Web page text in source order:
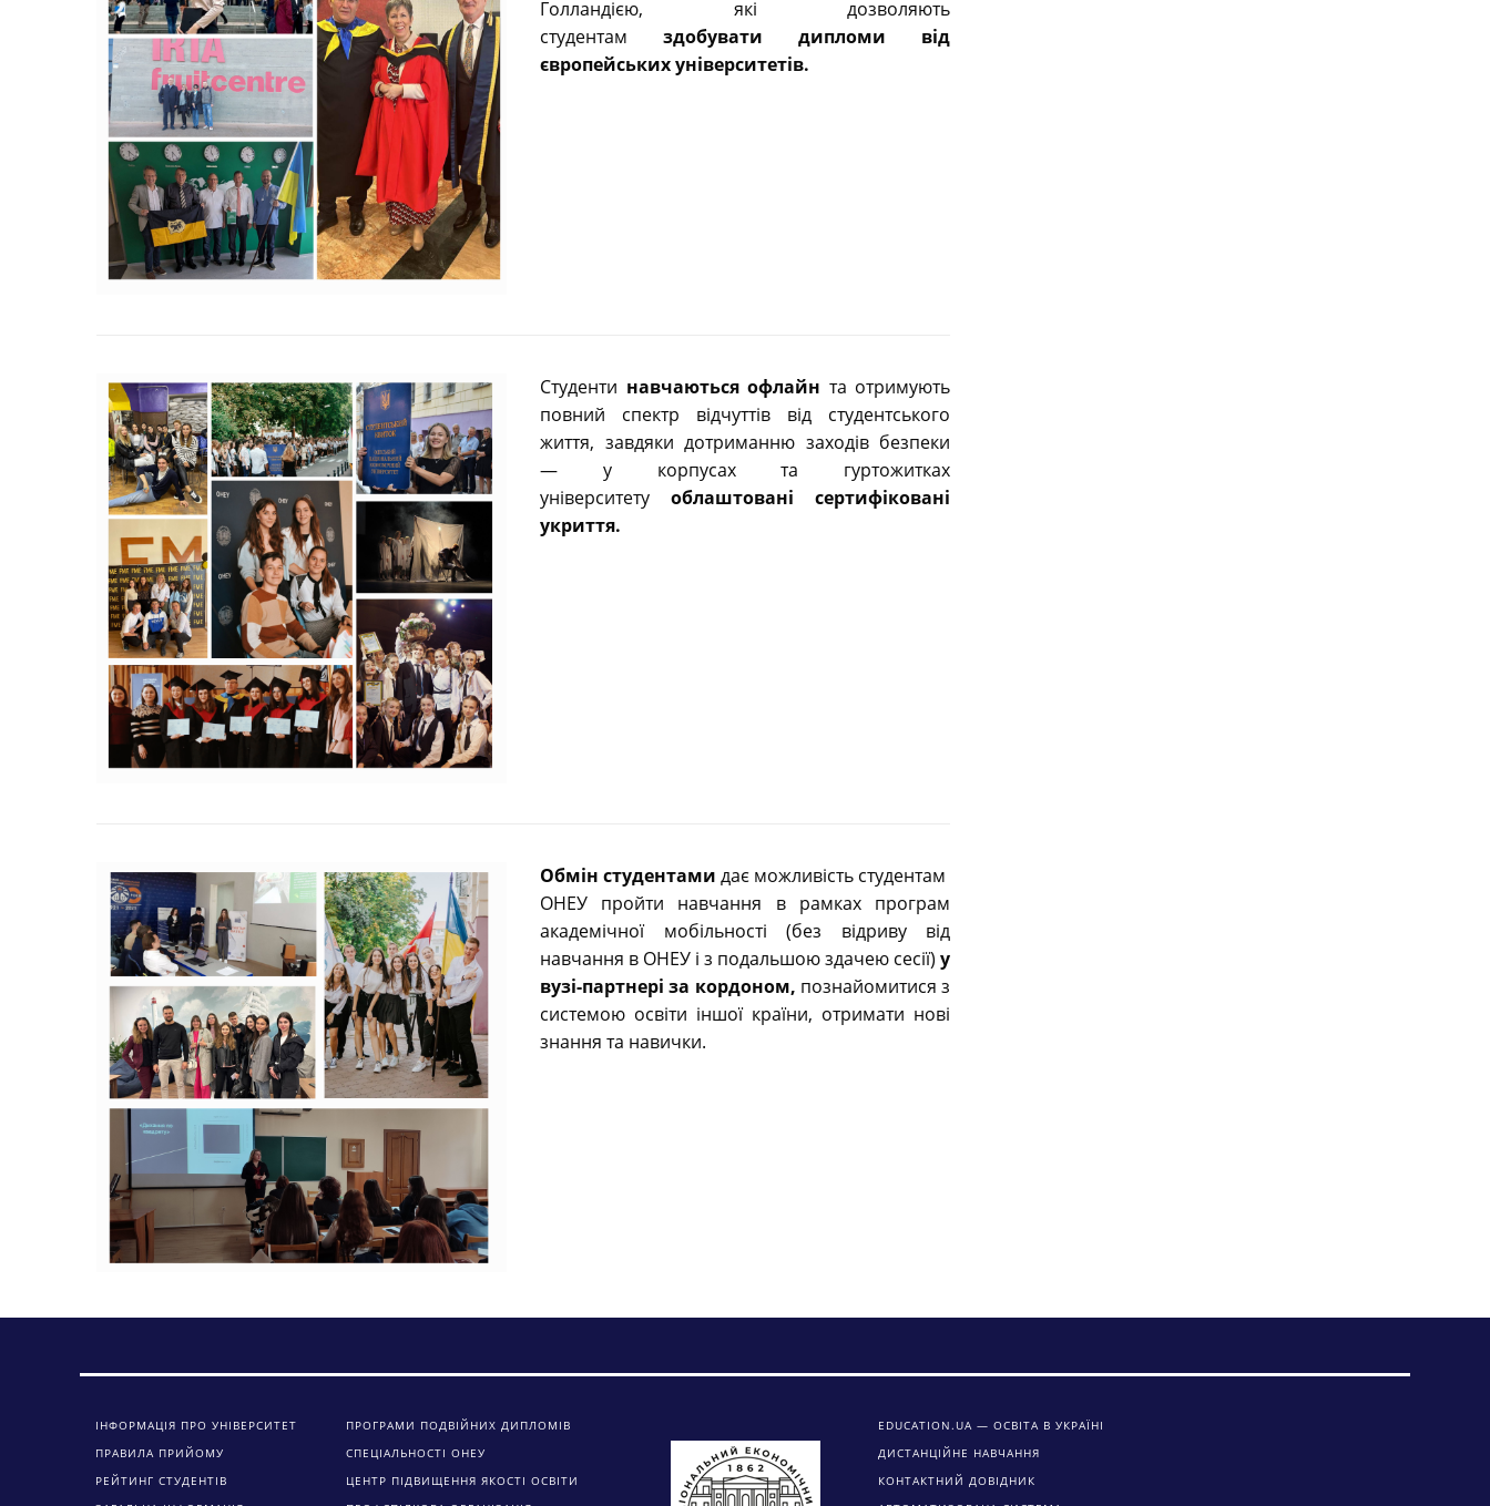
Голландією, які дозволяють
студентам здобувати дипломи від
європейських університетів.
Студенти навчаються офлайн та отримують
повний спектр відчуттів від студентського
життя, завдяки дотриманню заходів безпеки
— у корпусах та гуртожитках
університету облаштовані сертифіковані
укриття.
Обмін студентами дає можливість студентам
ОНЕУ пройти навчання в рамках програм
академічної мобільності (без відриву від
навчання в ОНЕУ і з подальшою здачею сесії) у
вузі-партнері за кордоном, познайомитися з
системою освіти іншої країни, отримати нові
знання та навички.
ІНФОРМАЦІЯ ПРО УНІВЕРСИТЕТ
ПРАВИЛА ПРИЙОМУ
РЕЙТИНГ СТУДЕНТІВ
ПРОГРАМИ ПОДВІЙНИХ ДИПЛОМІВ
СПЕЦІАЛЬНОСТІ ОНЕУ
ЦЕНТР ПІДВИЩЕННЯ ЯКОСТІ ОСВІТИ
EDUCATION.UA — ОСВІТА В УКРАЇНІ
ДИСТАНЦІЙНЕ НАВЧАННЯ
КОНТАКТНИЙ ДОВІДНИК